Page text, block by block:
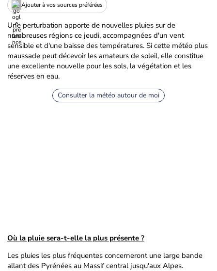
Ajouter à vos sources préférées
Une perturbation apporte de nouvelles pluies sur de
nombreuses régions ce jeudi, accompagnées d'un vent
sensible et d'une baisse des températures. Si cette météo plus
maussade peut décevoir les amateurs de soleil, elle constitue
une excellente nouvelle pour les sols, la végétation et les
réserves en eau.
Consulter la météo autour de moi
Où la pluie sera-t-elle la plus présente ?
Les pluies les plus fréquentes concerneront une large bande
allant des Pyrénées au Massif central jusqu'aux Alpes.